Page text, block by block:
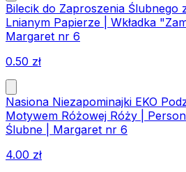
Bilecik do Zaproszenia Ślubnego
Lnianym Papierze | Wkładka
Margaret nr 6
0.50 zł
Nasiona Niezapominajki EKO
Motywem Różowej Róży |
Ślubne | Margaret nr 6
4.00 zł